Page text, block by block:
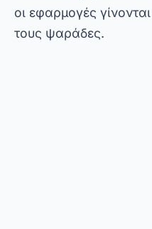
οι εφαρμογές
τους ψαράδες.